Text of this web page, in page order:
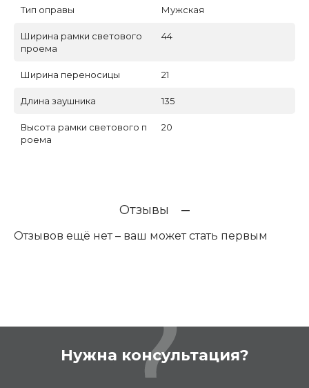
Тип оправы Мужская
Ширина рамки светового
проема
44
Ширина переносицы 21
Длина заушника 135
Высота рамки светового п
роема
20
Отзывы
Отзывов ещё нет – ваш может стать первым
Нужна консультация?